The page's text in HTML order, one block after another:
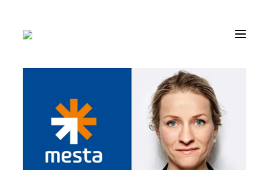
CONTENT